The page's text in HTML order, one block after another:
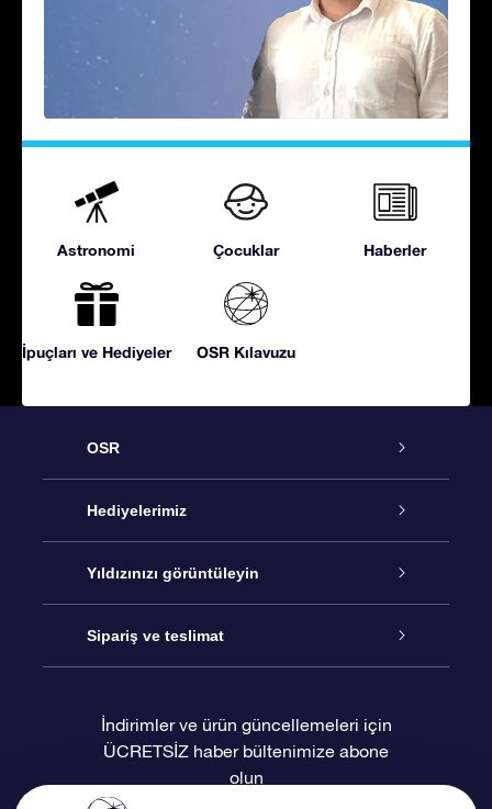
Astronomi Çocuklar Haberler
İpuçları ve Hediyeler OSR Kılavuzu
OSR
Hizmet
İletişim
Blogu
Değerlendirmeler
Hediyelerimiz
Çevrimiçi Yıldız Hediyesi
OSR Hediye Paketi
OSR Hediye Kartı
Yıldızınızı görüntüleyin
Star Register
Kişiselleştirilmiş Yıldız Sayfası
Sipariş ve teslimat
Ödeme bilgileri
İndirimler ve ürün güncellemeleri için
ÜCRETSİZ haber bültenimize abone
olun